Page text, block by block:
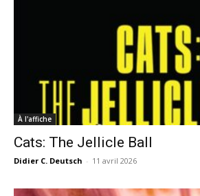
À l'affiche
Cats: The Jellicle Ball
Didier C. Deutsch - 11 avril 2026